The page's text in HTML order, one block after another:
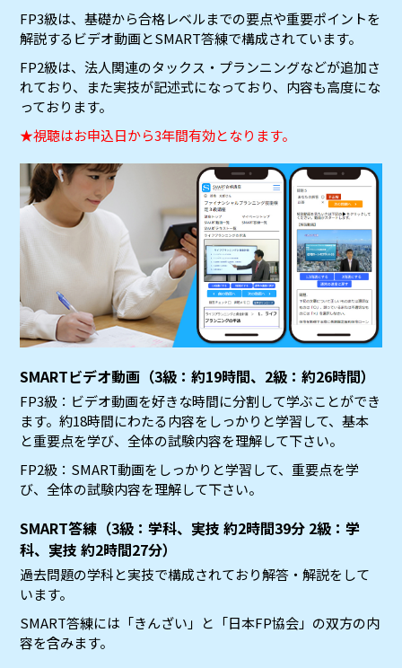
FP3級は、基礎から合格レベルまでの要点や重要ポイントを
解説するビデオ動画とSMART答練で構成されています。
FP2級は、法人関連のタックス・プランニングなどが追加さ
れており、また実技が記述式になっており、内容も高度にな
っております。
★視聴はお申込日から3年間有効となります。
SMARTビデオ動画（3級：約19時間、2級：約26時間）
FP3級：ビデオ動画を好きな時間に分割して学ぶことができ
ます。約18時間にわたる内容をしっかりと学習して、基本
と重要点を学び、全体の試験内容を理解して下さい。
FP2級：SMART動画をしっかりと学習して、重要点を学
び、全体の試験内容を理解して下さい。
SMART答練（3級：学科、実技 約2時間39分 2級：学
科、実技 約2時間27分）
過去問題の学科と実技で構成されており解答・解説をして
います。
SMART答練には「きんざい」と「日本FP協会」の双方の内
容を含みます。